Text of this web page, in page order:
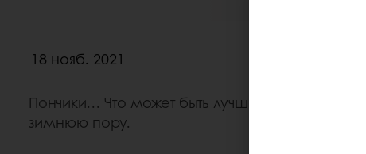
18 нояб. 2021
Пончики… Что может быть лучше этого
зимнюю пору.